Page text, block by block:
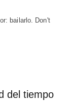
bailarlo. Don't
del tiempo